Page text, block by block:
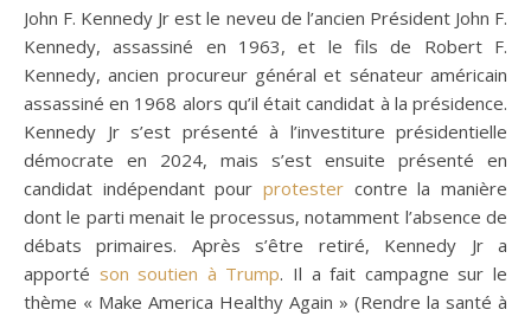
John F. Kennedy Jr est le neveu de l’ancien Président John F.
Kennedy, assassiné en 1963, et le fils de Robert F.
Kennedy, ancien procureur général et sénateur américain
assassiné en 1968 alors qu’il était candidat à la présidence.
Kennedy Jr s’est présenté à l’investiture présidentielle
démocrate en 2024, mais s’est ensuite présenté en
candidat indépendant pour protester contre la manière
dont le parti menait le processus, notamment l’absence de
débats primaires. Après s’être retiré, Kennedy Jr a
apporté son soutien à Trump. Il a fait campagne sur le
thème « Make America Healthy Again » (Rendre la santé à